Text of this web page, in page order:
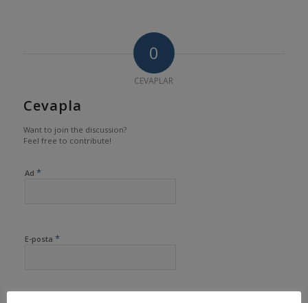
0
CEVAPLAR
Cevapla
Want to join the discussion?
Feel free to contribute!
Ad *
E-posta *